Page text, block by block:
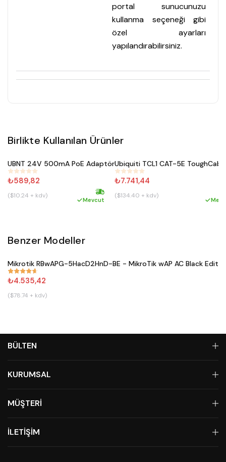
portal sunucunuzu
kullanma seçeneği gibi
özel ayarları
yapılandırabilirsiniz.
Birlikte Kullanılan Ürünler
#457
Satın Al
UBNT 24V 500mA PoE Adaptör
₺589,82
($10.24 + kdv) Hızlı kargo
Mevcut
#474
Ubiquiti TCL1 CAT-5E
₺7.741,44
($134.40 + kdv)
Benzer Modeller
#671
Mikrotik RBwAPG-5HacD2HnD-BE - MikroTik wAP AC Black
₺4.535,42
($78.74 + kdv)
BÜLTEN
KURUMSAL
MÜŞTERİ
İLETİŞİM